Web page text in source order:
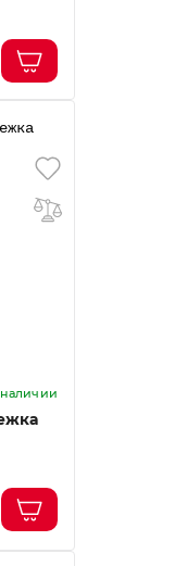
наличии